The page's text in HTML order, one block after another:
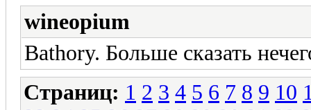
wineopium
Bathory. Больше сказать
Страниц: 1 2 3 4 5 6 7 8 9 10